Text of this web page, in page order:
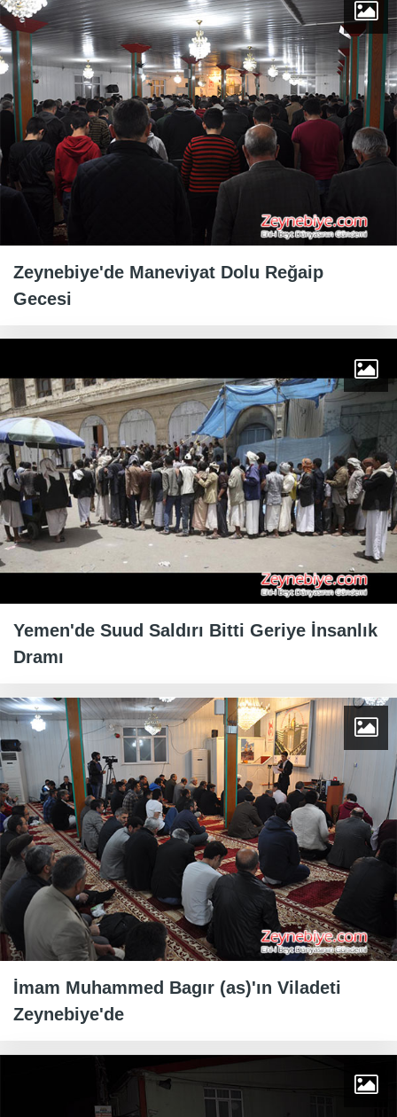
Zeynebiye'de Maneviyat Dolu Reğaip
Gecesi
Yemen'de Suud Saldırı Bitti Geriye İnsanlık
Dramı
İmam Muhammed Bagır (as)'ın Viladeti
Zeynebiye'de